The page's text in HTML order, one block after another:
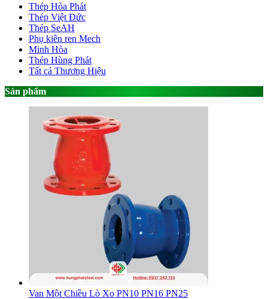
Thép Hòa Phát
Thép Việt Đức
Thép SeAH
Phụ kiên ren Mech
Minh Hòa
Thép Hùng Phát
Tất cả Thương Hiệu
Sản phẩm
Van Một Chiều Lò Xo PN10 PN16 PN25